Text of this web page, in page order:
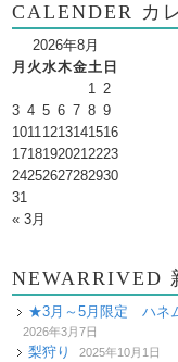
CALENDER カ
2026年8月
月 火水木金土 日
1 2
3 4 5 6 7 8 9
10111213141516
17181920212223
24252627282930
31
« 3月
NEWARRIVED
★3月～5月限定 ハネ
2026年3月7日
梨狩り 2025年10月1日